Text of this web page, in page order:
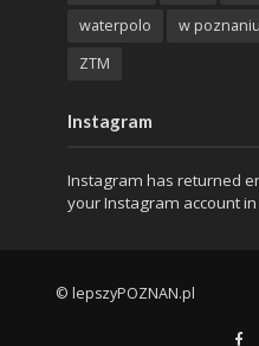
waterpolo
w poznaniu
ZTM
Instagram
Instagram has returned
your Instagram account
© lepszyPOZNAN.pl